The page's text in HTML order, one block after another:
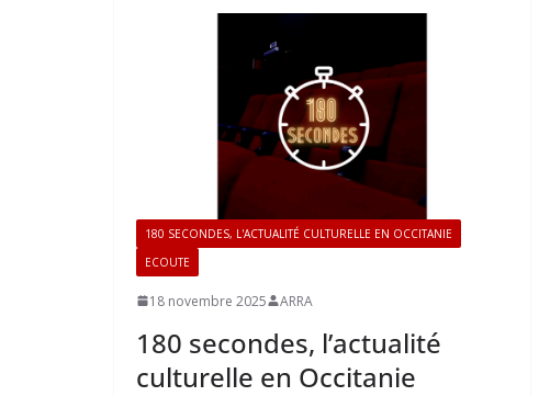
180 SECONDES, L'ACTUALITÉ CULTURELLE EN OCCITANIE
ECOUTE
18 novembre 2025 ARRA
180 secondes, l’actualité
culturelle en Occitanie